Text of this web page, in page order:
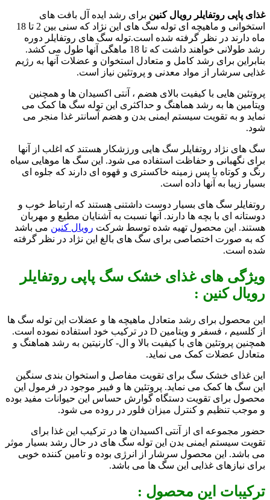
غذای پاپی روتفایلر رویال کنین برای رشد ایده آل بافت های
استخوانی و ماهیچه ای توله سگ های این نژاد که سنی بین 2 تا 18
ماه دارند در نظر گرفته شده است.توله سگ های روتفایلر دوره
رشد طولانی خواهند داشت که تا 18 ماهگی آنها طول می کشد.
بنابراین برای رشد کامل و متعادل استخوان و عضلات آنها به رژیم
غذایی سرشار از مواد معدنی و پروتئین نیاز است.
پروتئین هایی با کیفیت بالای هضم ، آنتی اکسیدان ها و همچنین
ویتامین ها به رشد هماهنگ و حداکثری این توله سگ ها کمک می
نماید و به تقویت سیستم ایمنی بدن و هضم آسانتر غذا منجر می
شود.
سگ های نژاد روتفایلر سگ هایی ورزشکار هستند که اغلب از آنها
برای نگهبانی و حفاظت استفاده می شود. این سگ ها موهایی سیاه
رنگ و کوتاه با پس زمینه خاکستری و قهوه ای دارند که جلوه ای
بسیار زیبا به آنها داده است.
روتفایلر سگ های بسیار دوست داشتنی هستند که ارتباط خوب و
دوستانه ای با بچه ها دارند. آنها نسبت به آشنایان مطیع و مهربان
هستند. این محصول تهیه شده توسط شرکت رویال کنین می باشد
که به صورت اختصاصی برای سگ های بالغ این نژاد در نظر گرفته
شده است.
ویژگی های غذای خشک سگ پاپی روتفایلر
رویال کنین :
این محصول برای رشد متعادل ماهیچه ها و عضلات این توله سگ ها
از کلسیم ، فسفر و ویتامین D در ترکیب خود استفاده نموده است.
همچنین پروتئین های با کیفیت بالا و ال- کارنیتین به رشد هماهنگ و
متعادل عضلات کمک می نماید.
این غذای خشک سگ برای تقویت مفاصل و استخوان بندی سنگین
این سگ ها کمک می نماید. پروتئین ها و فیبر موجود در فرمول این
محصول برای تقویت دستگاه گوارش حساس این حیوانات مفید بوده
و موجب تنظیم و کنترل میزان فلور در روده می شود.
حضور مجموعه ای از آنتی اکسیدان ها در ترکیب این غذا برای
تقویت سیستم ایمنی بدن این توله سگ های در حال رشد بسیار موثر
می باشد. این محصول سرشار از انرژی بوده و تامین کننده خوبی
برای نیازهای غذایی این سگ ها می باشد.
ترکیبات این محصول :